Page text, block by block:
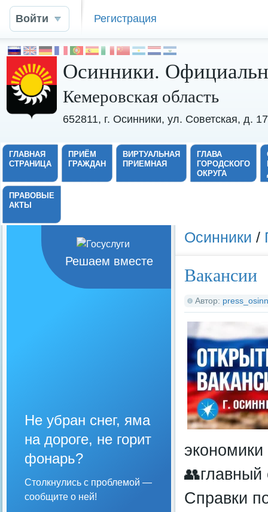
Войти Регистрация
Осинники.
Кемеровская область
652811, г. Осинники, ул. Советская, д.
ГЛАВНАЯ
СТРАНИЦА
ПРИЁМ
ГРАЖДАН
ВИРТУАЛЬНАЯ
ПРИЕМНАЯ
ГЛАВА
ГОРОДСКОГО
ОКРУГА
ПРАВОВЫЕ
АКТЫ
Осинники /
Вакансии
Автор:
экономики
👥главный
Справки
Решаем вместе
Не убран снег, яма
на дороге, не горит
фонарь?
Столкнулись с проблемой —
сообщите о ней!